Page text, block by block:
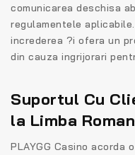
comunicarea deschisa
regulamentele
increderea ?i ofera un
din cauza ingrijorari
Suportul Cu
la Limba
PLAYGG Casino acorda